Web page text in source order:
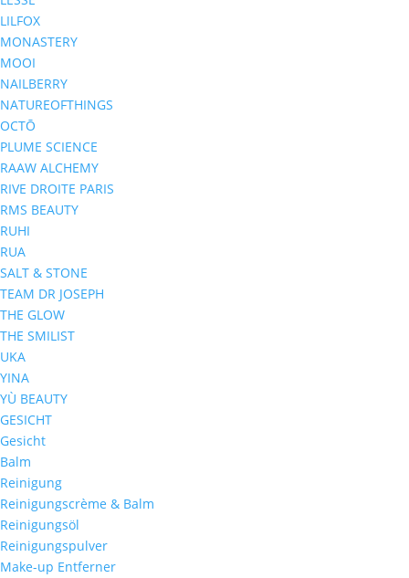
LILFOX
MONASTERY
MOOI
NAILBERRY
NATUREOFTHINGS
OCTŌ
PLUME SCIENCE
RAAW ALCHEMY
RIVE DROITE PARIS
RMS BEAUTY
RUHI
RUA
SALT & STONE
TEAM DR JOSEPH
THE GLOW
THE SMILIST
UKA
YINA
YÙ BEAUTY
GESICHT
Gesicht
Balm
Reinigung
Reinigungscrème & Balm
Reinigungsöl
Reinigungspulver
Make-up Entferner